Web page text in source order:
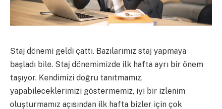
Staj dönemi geldi çattı. Bazılarımız staj yapmaya
başladı bile. Staj dönemimizde ilk hafta ayrı bir önem
taşıyor. Kendimizi doğru tanıtmamız,
yapabileceklerimizi göstermemiz, iyi bir izlenim
oluşturmamız açısından ilk hafta bizler için çok